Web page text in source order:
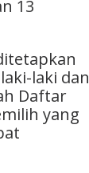
13
laki dan
Daftar
yang